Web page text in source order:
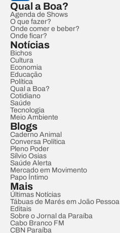
Qual a Boa?
Agenda de Shows
O que fazer?
Onde comer e beber?
Onde ficar?
Notícias
Bichos
Cultura
Economia
Educação
Política
Qual a Boa?
Cotidiano
Saúde
Tecnologia
Meio Ambiente
Blogs
Caderno Animal
Conversa Política
Pleno Poder
Sílvio Osias
Saúde Alerta
Mercado em Movimento
Papo Íntimo
Mais
Últimas Notícias
Tábuas de Marés em João Pessoa
Editais
Sobre o Jornal da Paraíba
Cabo Branco FM
CBN Paraíba